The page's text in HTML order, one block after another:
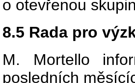
o otevřenou
8.5 Rada pro
M. Mortello
posledních